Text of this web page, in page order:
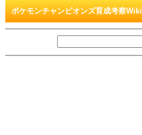
ポケモンチャンピオンズ育成考察Wiki